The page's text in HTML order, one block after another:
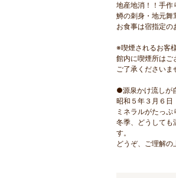
地産地消！！手作
鱒の刺身・地元舞
お食事は宿指定の
※喫煙されるお客
館内に喫煙所はご
ご了承くださいま
●源泉かけ流しが
昭和５年３月６
ミネラルがたっ
冬季、どうしても
す。
どうぞ、ご理解の